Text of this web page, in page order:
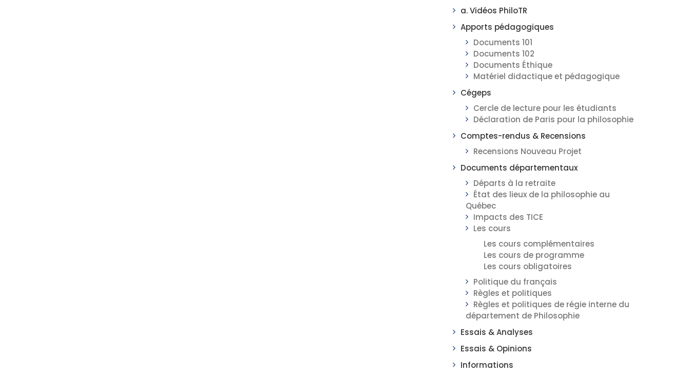
a. Vidéos PhiloTR
Apports pédagogiques
Documents 101
Documents 102
Documents Éthique
Matériel didactique et pédagogique
Cégeps
Cercle de lecture pour les étudiants
Déclaration de Paris pour la philosophie
Comptes-rendus & Recensions
Recensions Nouveau Projet
Documents départementaux
Départs à la retraite
État des lieux de la philosophie au
Québec
Impacts des TICE
Les cours
Les cours complémentaires
Les cours de programme
Les cours obligatoires
Politique du français
Règles et politiques
Règles et politiques de régie interne du
département de Philosophie
Essais & Analyses
Essais & Opinions
Informations